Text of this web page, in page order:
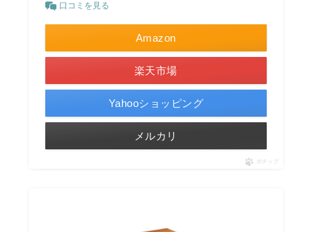
口コミを見る
Amazon
楽天市場
Yahooショッピング
メルカリ
ポチップ